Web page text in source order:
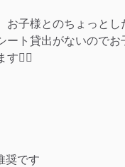
お子様とのちょっと
ート貸出がないので
す🙋‍♀️
奨です